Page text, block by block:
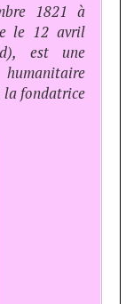
1821 à
le 12 avril
est une
la fondatrice